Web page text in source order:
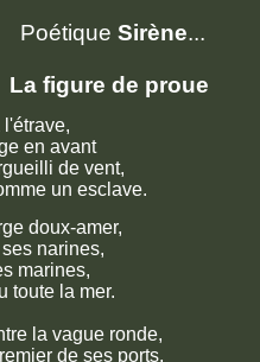
Poétique Sirène...
La figure de proue
en avant
de vent,
un esclave.
doux-amer,
narines,
marines,
toute la mer.
la vague ronde,
de ses ports,